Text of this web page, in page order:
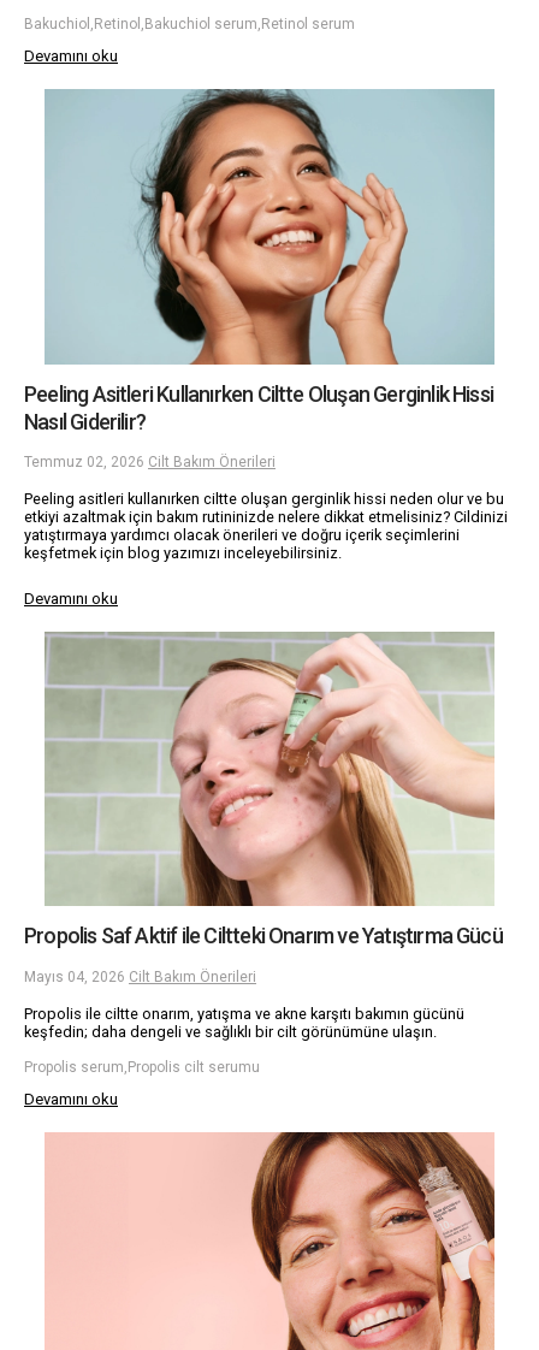
Bakuchiol,Retinol,Bakuchiol serum,Retinol serum
Devamını oku
Peeling Asitleri Kullanırken Ciltte Oluşan Gerginlik Hissi
Nasıl Giderilir?
Temmuz 02, 2026 Cilt Bakım Önerileri
Peeling asitleri kullanırken ciltte oluşan gerginlik hissi neden olur ve bu
etkiyi azaltmak için bakım rutininizde nelere dikkat etmelisiniz? Cildinizi
yatıştırmaya yardımcı olacak önerileri ve doğru içerik seçimlerini
keşfetmek için blog yazımızı inceleyebilirsiniz.
Devamını oku
Propolis Saf Aktif ile Ciltteki Onarım ve Yatıştırma Gücü
Mayıs 04, 2026 Cilt Bakım Önerileri
Propolis ile ciltte onarım, yatışma ve akne karşıtı bakımın gücünü
keşfedin; daha dengeli ve sağlıklı bir cilt görünümüne ulaşın.
Propolis serum,Propolis cilt serumu
Devamını oku